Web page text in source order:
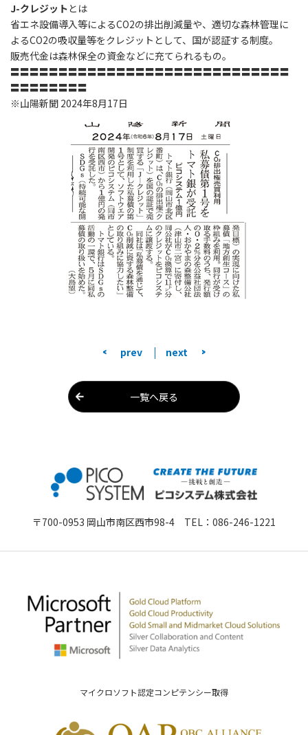
J-クレジットとは
省エネ設備導入等によるCO2の排出削減量や、適切な森林管理に
よるCO2の吸収量等をクレジットとして、国が認証する制度。
販売代金は森林保全の資金などに充てられるもの。
〓〓〓〓〓〓〓〓〓〓〓〓〓〓〓〓〓〓〓〓〓〓〓〓〓〓〓〓〓
〓〓〓〓〓〓〓〓
※山陽新聞 2024年8月17日
< prev next >
一覧へ戻る
〒700-0953 岡山市南区西市98-4 TEL： 086-246-1221
マイクロソフト認定コンピテンシー取得